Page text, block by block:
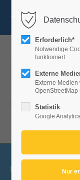
Benutzername
Passwort
11.11.2023 11:11
Zurück
Narrenzunft
Erforderlich*
Notwendige
funktioniert
Externe
Externe
OpenStreetMap
Statistik
Google